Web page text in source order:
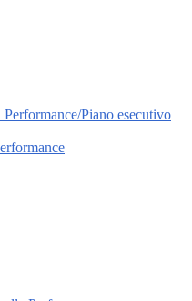
Performance/Piano esecutivo